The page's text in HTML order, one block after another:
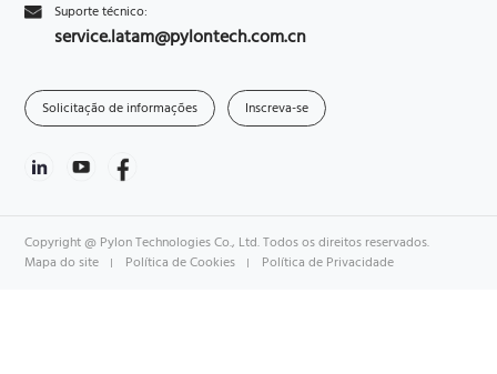
Suporte técnico:
service.latam@pylontech.com.cn
Solicitação de informações Inscreva-se
Copyright @ Pylon Technologies Co., Ltd. Todos os direitos reservados.
Mapa do site
Política de Cookies Política de Privacidade